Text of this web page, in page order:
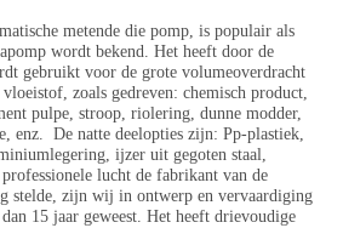
metende die pomp, is populair als
wordt bekend. Het heeft door de
gebruikt voor de grote volumeoverdracht
zoals gedreven: chemisch product,
pulpe, stroop, riolering, dunne modder,
enz. De natte deelopties zijn: Pp-plastiek,
ijzer uit gegoten staal,
professionele lucht de fabrikant van de
stelde, zijn wij in ontwerp en vervaardiging
15 jaar geweest. Het heeft drievoudige